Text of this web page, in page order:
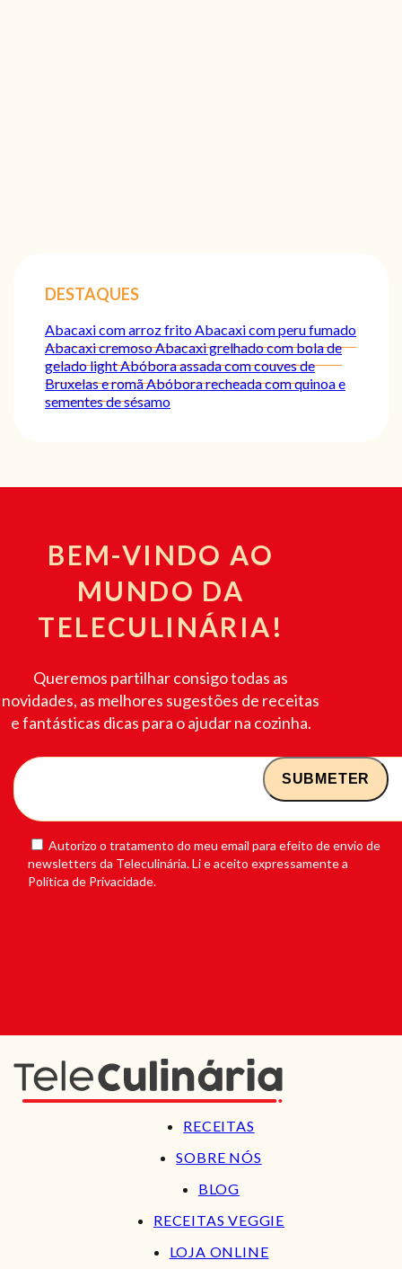
DESTAQUES
Abacaxi com arroz fritoAbacaxi com peru fumado
Abacaxi cremosoAbacaxi grelhado com bola de
gelado lightAbóbora assada com couves de
Bruxelas e romãAbóbora recheada com quinoa e
sementes de sésamo
BEM-VINDO AO
MUNDO DA
TELECULINÁRIA!
Queremos partilhar consigo todas as
novidades, as melhores sugestões de receitas
e fantásticas dicas para o ajudar na cozinha.
Autorizo o tratamento do meu email para efeito de envio de
newsletters da Teleculinária. Li e aceito expressamente a
Política de Privacidade.
RECEITAS
SOBRE NÓS
BLOG
RECEITAS VEGGIE
LOJA ONLINE